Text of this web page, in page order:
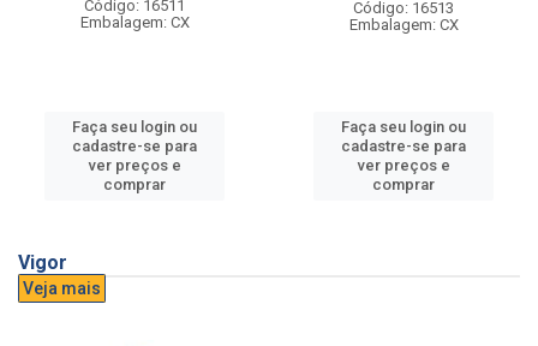
Código: 16511
Embalagem: CX
Faça seu login ou
cadastre-se para
ver preços e
comprar
Código: 16513
Embalagem: CX
Faça seu login ou
cadastre-se para
ver preços e
comprar
Vigor
Veja mais